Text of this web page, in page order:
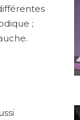
;